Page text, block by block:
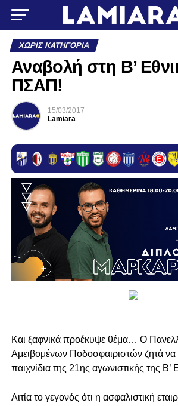
ΧΩΡΊΣ ΚΑΤΗΓΟΡΊΑ
Αναβολή στη Β’
ΠΣΑΠ!
15/03/2017
Lamiara
Και ξαφνικά προέκυψε θέμα… Ο
Αμειβομένων Ποδοσφαιριστών ζητά να
παιχνίδια της 21ης αγωνιστικής της Β’
Αιτία το γεγονός ότι η ασφαλιστική